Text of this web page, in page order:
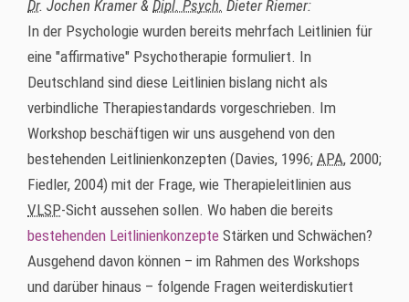
Dr. Jochen Kramer & Dipl. Psych. Dieter Riemer:
In der Psychologie wurden bereits mehrfach Leitlinien für
eine "affirmative" Psychotherapie formuliert. In
Deutschland sind diese Leitlinien bislang nicht als
verbindliche Therapiestandards vorgeschrieben. Im
Workshop beschäftigen wir uns ausgehend von den
bestehenden Leitlinienkonzepten (Davies, 1996; APA, 2000;
Fiedler, 2004) mit der Frage, wie Therapieleitlinien aus
VLSP-Sicht aussehen sollen. Wo haben die bereits
bestehenden Leitlinienkonzepte Stärken und Schwächen?
Ausgehend davon können – im Rahmen des Workshops
und darüber hinaus – folgende Fragen weiterdiskutiert